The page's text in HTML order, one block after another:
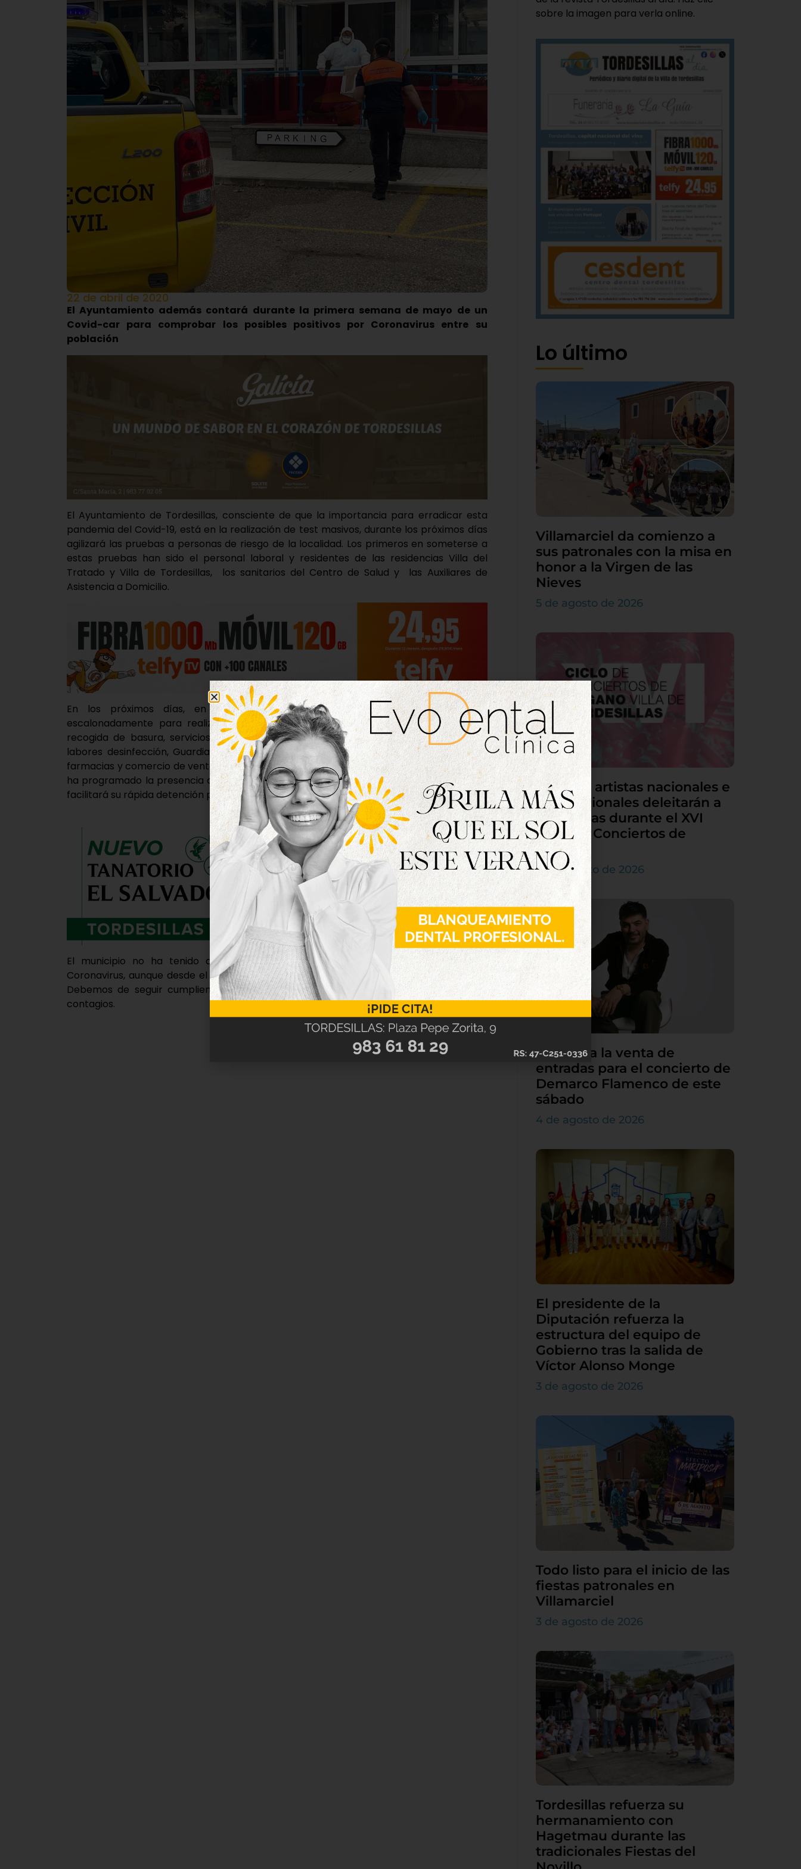
22 de abril de 2020
El Ayuntamiento además contará durante la primera semana de mayo de un
Covid-car para comprobar los posibles positivos por Coronavirus entre su
población
El Ayuntamiento de Tordesillas, consciente de que la importancia para erradicar esta
pandemia del Covid-19, está en la realización de test masivos, durante los próximos días
agilizará las pruebas a personas de riesgo de la localidad. Los primeros en someterse a
estas pruebas han sido el personal laboral y residentes de las residencias Villa del
Tratado y Villa de Tordesillas, los sanitarios del Centro de Salud y las Auxiliares de
Asistencia a Domicilio.
En los próximos días, en coordinación con el Ayuntamiento, se irá citando
escalonadamente para realizar el test a los trabajadores de servicios de limpieza,
recogida de basura, servicios funerarios, Policía Local, personal municipal que realiza
labores desinfección, Guardia Civil, Protección Civil y trabajadores de supermercados,
farmacias y comercio de venta de productos esenciales. La primera semana de mayo se
ha programado la presencia de un Covid-car para la realización de test masivos, lo que
facilitará su rápida detención para los posibles casos.
El municipio no ha tenido que lamentar en los últimos días ninguna víctima por
Coronavirus, aunque desde el consistorio se insiste en que “no se debe bajar la guardia.
Debemos de seguir cumpliendo estrictamente las medidas de seguridad para evitar
contagios.
sobre la imagen para verla online.
Lo último
Villamarciel da comienzo a
sus patronales con la misa en
honor a la Virgen de las
Nieves
5 de agosto de 2026
Grandes artistas nacionales e
internacionales deleitarán a
Tordesillas durante el XVI
Ciclo de Conciertos de
Órgano
4 de agosto de 2026
Continúa la venta de
entradas para el concierto de
Demarco Flamenco de este
sábado
4 de agosto de 2026
El presidente de la
Diputación refuerza la
estructura del equipo de
Gobierno tras la salida de
Víctor Alonso Monge
3 de agosto de 2026
Todo listo para el inicio de las
fiestas patronales en
Villamarciel
3 de agosto de 2026
Tordesillas refuerza su
hermanamiento con
Hagetmau durante las
tradicionales Fiestas del